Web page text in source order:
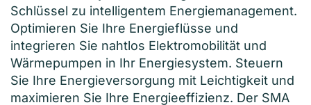
Schlüssel zu intelligentem Energiemanagement.
Optimieren Sie Ihre Energieflüsse und
integrieren Sie nahtlos Elektromobilität und
Wärmepumpen in Ihr Energiesystem. Steuern
Sie Ihre Energieversorgung mit Leichtigkeit und
maximieren Sie Ihre Energieeffizienz. Der SMA